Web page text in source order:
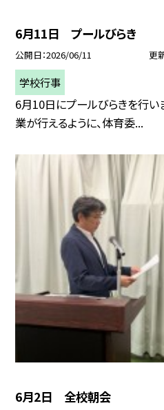
6月11日 プールびらき
公開日 2026/06/11 更
学校行事
6月10日にプールびらきを行い
業が行えるように、体育委...
6月2日 全校朝会